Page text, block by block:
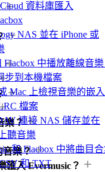
資料庫匯入
NAS 並在 iPhone 或
Flacbox 中播放離線音
步到本機檔案
Mac 上檢視音樂的嵌
檔案
連接 NAS 儲存並在
聽音樂
和 Flacbox 中將曲目
和 TXT
樂？
音樂？
匯入 Evermusic？